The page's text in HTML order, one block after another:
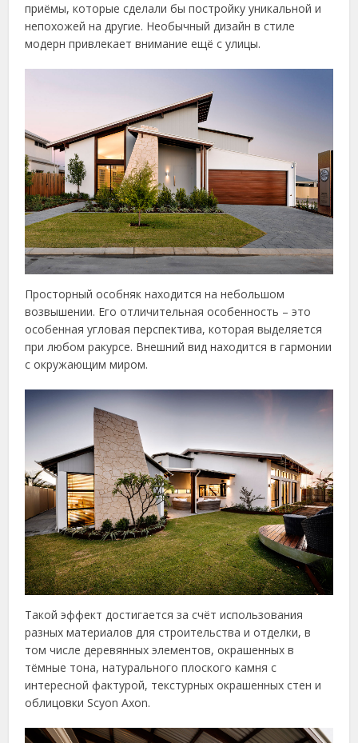
приёмы, которые сделали бы постройку уникальной и
непохожей на другие. Необычный дизайн в стиле
модерн привлекает внимание ещё с улицы.
Просторный особняк находится на небольшом
возвышении. Его отличительная особенность – это
особенная угловая перспектива, которая выделяется
при любом ракурсе. Внешний вид находится в гармонии
с окружающим миром.
Такой эффект достигается за счёт использования
разных материалов для строительства и отделки, в
том числе деревянных элементов, окрашенных в
тёмные тона, натурального плоского камня с
интересной фактурой, текстурных окрашенных стен и
облицовки Scyon Axon.